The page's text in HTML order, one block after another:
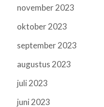
november 2023
oktober 2023
september 2023
augustus 2023
juli 2023
juni 2023